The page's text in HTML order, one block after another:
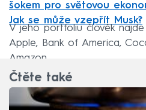
šokem pro světovou
Jak se může vzepřít Musk?
V jeho portfoliu člověk
Apple, Bank of America,
Amazon.
Čtěte také